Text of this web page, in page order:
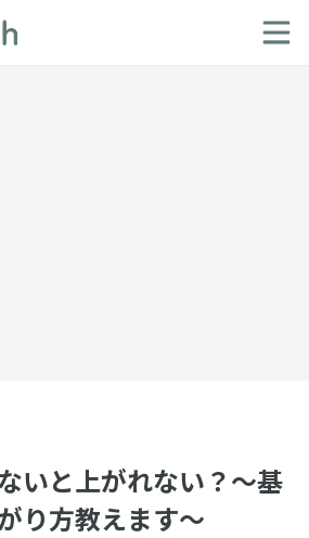
いと上がれない？〜基
り方教えます〜